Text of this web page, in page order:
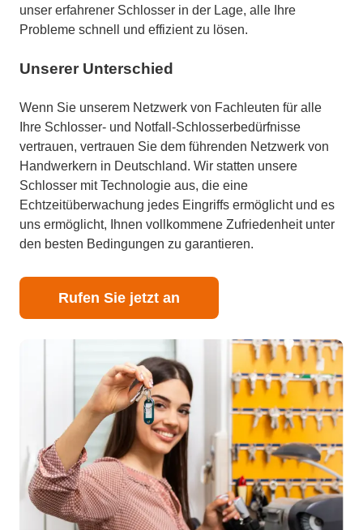
unser erfahrener Schlosser in der Lage, alle Ihre
Probleme schnell und effizient zu lösen.
Unserer Unterschied
Wenn Sie unserem Netzwerk von Fachleuten für alle
Ihre Schlosser- und Notfall-Schlosserbedürfnisse
vertrauen, vertrauen Sie dem führenden Netzwerk von
Handwerkern in Deutschland. Wir statten unsere
Schlosser mit Technologie aus, die eine
Echtzeitüberwachung jedes Eingriffs ermöglicht und es
uns ermöglicht, Ihnen vollkommene Zufriedenheit unter
den besten Bedingungen zu garantieren.
Rufen Sie jetzt an